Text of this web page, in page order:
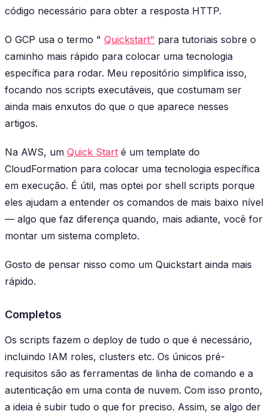
código necessário para obter a resposta HTTP.
O GCP usa o termo " Quickstart" para tutoriais sobre o
caminho mais rápido para colocar uma tecnologia
específica para rodar. Meu repositório simplifica isso,
focando nos scripts executáveis, que costumam ser
ainda mais enxutos do que o que aparece nesses
artigos.
Na AWS, um Quick Start é um template do
CloudFormation para colocar uma tecnologia específica
em execução. É útil, mas optei por shell scripts porque
eles ajudam a entender os comandos de mais baixo nível
— algo que faz diferença quando, mais adiante, você for
montar um sistema completo.
Gosto de pensar nisso como um Quickstart ainda mais
rápido.
Completos
Os scripts fazem o deploy de tudo o que é necessário,
incluindo IAM roles, clusters etc. Os únicos pré-
requisitos são as ferramentas de linha de comando e a
autenticação em uma conta de nuvem. Com isso pronto,
a ideia é subir tudo o que for preciso. Assim, se algo der